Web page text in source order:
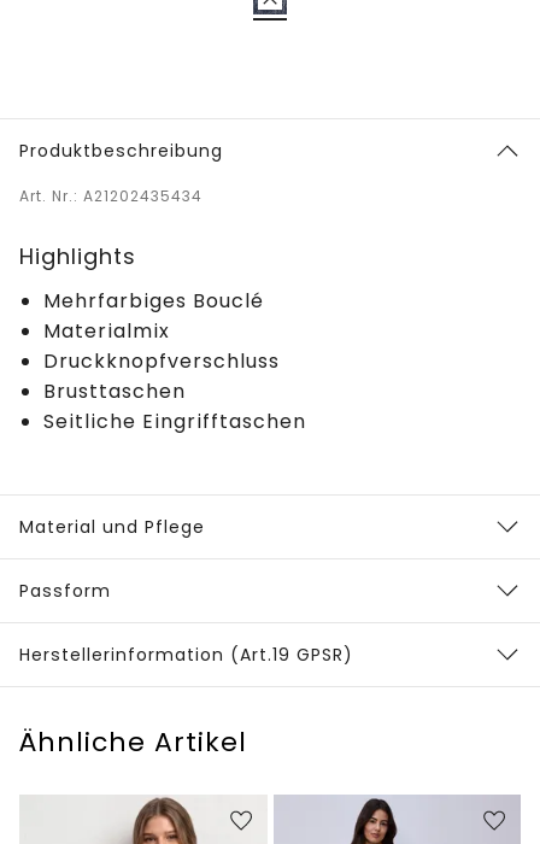
Produktbeschreibung
Art. Nr.: A21202435434
Highlights
Mehrfarbiges Bouclé
Materialmix
Druckknopfverschluss
Brusttaschen
Seitliche Eingrifftaschen
Material und Pflege
Passform
Herstellerinformation (Art.19 GPSR)
Ähnliche Artikel